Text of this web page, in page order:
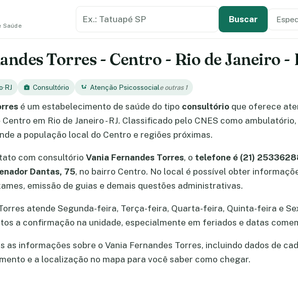
Saúde
Buscar Tipo
Torres - Centro - Rio de Janeiro -
·RJ Consultório Atenção Psicossociale outras 1
é um estabelecimento de saúde do tipo consultório que oferece
em Rio de Janeiro - RJ. Classificado pelo CNES como
a população local do Centro e regiões próximas.
com consultório Vania Fernandes Torres, o telefone é (21)
Dantas, 75, no bairro Centro. No local é possível obter
emissão de guias e demais questões administrativas.
atende Segunda-feira, Terça-feira, Quarta-feira, Quinta-feira e
a confirmação na unidade, especialmente em feriados e datas
as informações sobre o Vania Fernandes Torres, incluindo dados de
e a localização no mapa para você saber como chegar.